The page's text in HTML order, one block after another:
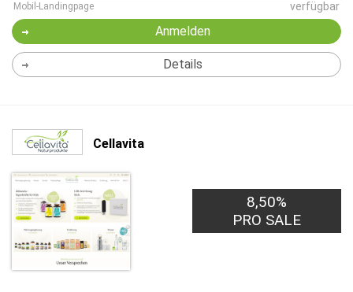
Mobil-Landingpage verfügbar
Anmelden
Details
Cellavita
8,50%
PRO SALE